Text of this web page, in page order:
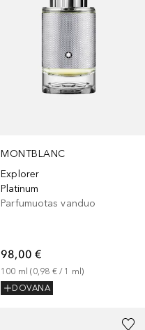
MONTBLANC
Explorer
Platinum
Parfumuotas vanduo
98,00 €
100 ml (0,98 € / 1 ml)
DOVANA